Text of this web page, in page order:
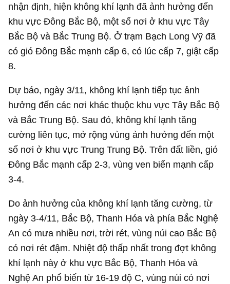
nhận định, hiện không khí lạnh đã ảnh hưởng đến
khu vực Đông Bắc Bộ, một số nơi ở khu vực Tây
Bắc Bộ và Bắc Trung Bộ. Ở trạm Bạch Long Vỹ đã
có gió Đông Bắc mạnh cấp 6, có lúc cấp 7, giật cấp
8.
Dự báo, ngày 3/11, không khí lạnh tiếp tục ảnh
hưởng đến các nơi khác thuộc khu vực Tây Bắc Bộ
và Bắc Trung Bộ. Sau đó, không khí lạnh tăng
cường liên tục, mở rộng vùng ảnh hưởng đến một
số nơi ở khu vực Trung Trung Bộ. Trên đất liền, gió
Đông Bắc mạnh cấp 2-3, vùng ven biển mạnh cấp
3-4.
Do ảnh hưởng của không khí lạnh tăng cường, từ
ngày 3-4/11, Bắc Bộ, Thanh Hóa và phía Bắc Nghệ
An có mưa nhiều nơi, trời rét, vùng núi cao Bắc Bộ
có nơi rét đậm. Nhiệt độ thấp nhất trong đợt không
khí lạnh này ở khu vực Bắc Bộ, Thanh Hóa và
Nghệ An phổ biến từ 16-19 độ C, vùng núi có nơi